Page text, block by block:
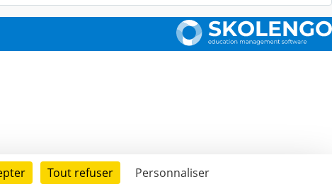
Tout refuser Personnaliser